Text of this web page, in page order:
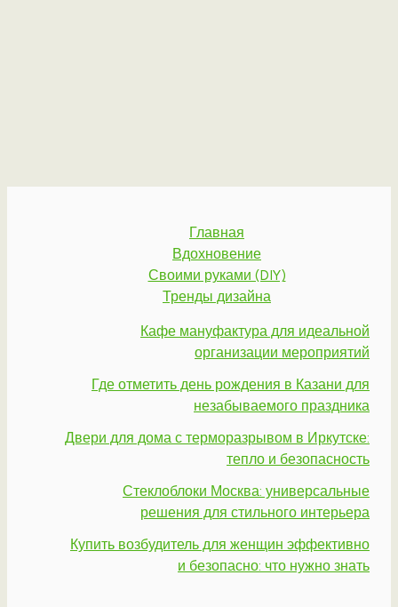
Главная
Вдохновение
Своими руками (DIY)
Тренды дизайна
Кафе мануфактура для идеальной
организации мероприятий
Где отметить день рождения в Казани для
незабываемого праздника
Двери для дома с терморазрывом в Иркутске:
тепло и безопасность
Стеклоблоки Москва: универсальные
решения для стильного интерьера
Купить возбудитель для женщин эффективно
и безопасно: что нужно знать